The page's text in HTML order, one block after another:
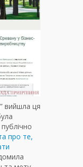
вийшла ця
про те,